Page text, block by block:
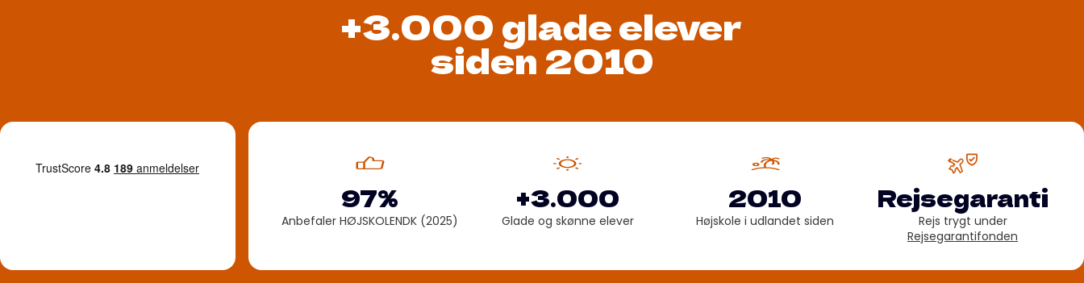
+3.000 glade elever
siden 2010
97%
Anbefaler HØJSKOLENDK (2025)
+3.000
Glade og skønne elever
2010
Højskole i udlandet siden
Rejsegaranti
Rejs trygt under
Rejsegarantifonden